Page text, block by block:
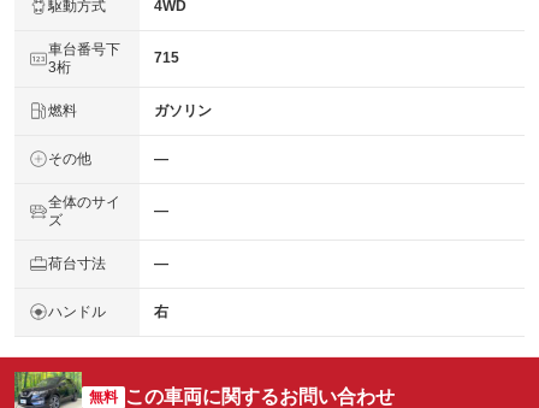
駆動方式 4WD
車台番号下
3桁
715
燃料 ガソリン
その他 ―
全体のサイ
ズ
―
荷台寸法 ―
ハンドル 右
無料 この車両に関するお問い合わせ